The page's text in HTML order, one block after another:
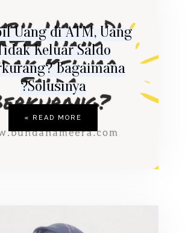
Uang di ATM, Uang
Keluar Saldo
Bagaimana
Solusinya?
READ MORE »